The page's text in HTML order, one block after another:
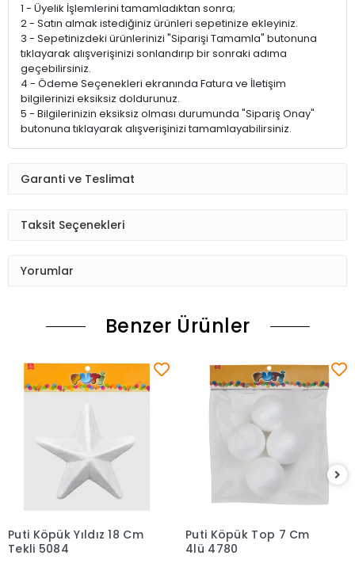
1 - Üyelik İşlemlerini tamamladıktan sonra;
2 - Satın almak istediğiniz ürünleri sepetinize ekleyiniz.
3 - Sepetinizdeki ürünlerinizi "Siparişi Tamamla" butonuna
tıklayarak alışverişinizi sonlandırıp bir sonraki adıma
geçebilirsiniz.
4 - Ödeme Seçenekleri ekranında Fatura ve İletişim
bilgilerinizi eksiksiz doldurunuz.
5 - Bilgilerinizin eksiksiz olması durumunda "Sipariş Onay"
butonuna tıklayarak alışverişinizi tamamlayabilirsiniz.
Garanti ve Teslimat
Taksit Seçenekleri
Yorumlar
Benzer Ürünler
Sepete Ekle
Puti Köpük Yıldız 18 Cm
Tekli 5084
Sepete Ekle
Puti Köpük Top 7 Cm
4lü 4780